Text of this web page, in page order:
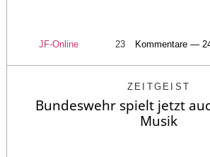
JF-Online 23 Kommentare —
ZEITGEIST
Bundeswehr spielt jetzt
Musik